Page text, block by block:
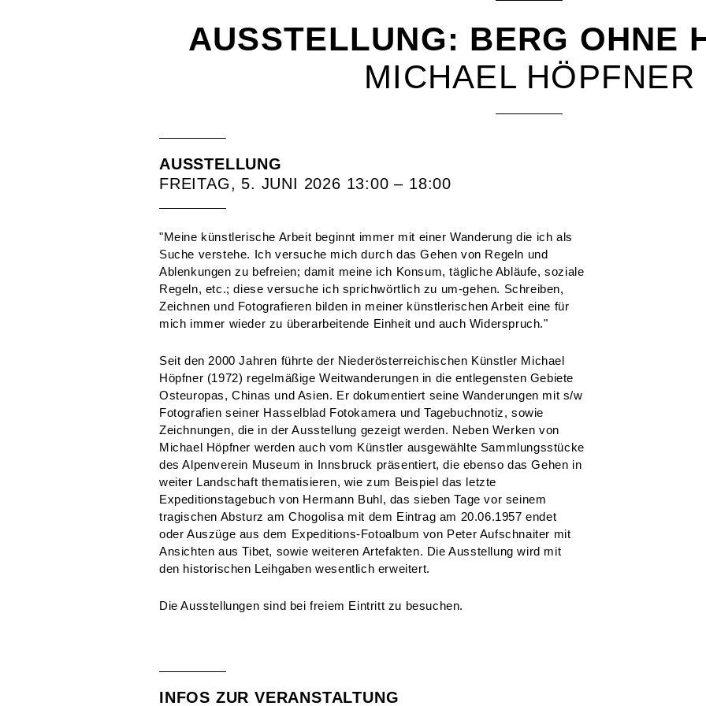
AUSSTELLUNG: BERG OHNE
MICHAEL HÖPFNER
AUSSTELLUNG
FREITAG, 5. JUNI 2026 13:00 – 18:00
"Meine künstlerische Arbeit beginnt immer mit einer Wanderung die ich als
Suche verstehe. Ich versuche mich durch das Gehen von Regeln und
Ablenkungen zu befreien; damit meine ich Konsum, tägliche Abläufe, soziale
Regeln, etc.; diese versuche ich sprichwörtlich zu um-gehen. Schreiben,
Zeichnen und Fotografieren bilden in meiner künstlerischen Arbeit eine für
mich immer wieder zu überarbeitende Einheit und auch Widerspruch."
Seit den 2000 Jahren führte der Niederösterreichischen Künstler Michael
Höpfner (1972) regelmäßige Weitwanderungen in die entlegensten Gebiete
Osteuropas, Chinas und Asien. Er dokumentiert seine Wanderungen mit s/w
Fotografien seiner Hasselblad Fotokamera und Tagebuchnotiz, sowie
Zeichnungen, die in der Ausstellung gezeigt werden. Neben Werken von
Michael Höpfner werden auch vom Künstler ausgewählte Sammlungsstücke
des Alpenverein Museum in Innsbruck präsentiert, die ebenso das Gehen in
weiter Landschaft thematisieren, wie zum Beispiel das letzte
Expeditionstagebuch von Hermann Buhl, das sieben Tage vor seinem
tragischen Absturz am Chogolisa mit dem Eintrag am 20.06.1957 endet
oder Auszüge aus dem Expeditions-Fotoalbum von Peter Aufschnaiter mit
Ansichten aus Tibet, sowie weiteren Artefakten. Die Ausstellung wird mit
den historischen Leihgaben wesentlich erweitert.
Die Ausstellungen sind bei freiem Eintritt zu besuchen.
INFOS ZUR VERANSTALTUNG